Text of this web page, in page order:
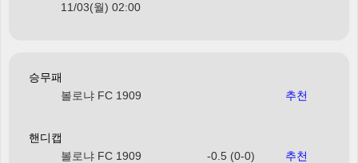
11/03(월) 02:00
승무패
볼로냐 FC 1909
추천
핸디캡
볼로냐 FC 1909
-0.5 (0-0) 추천